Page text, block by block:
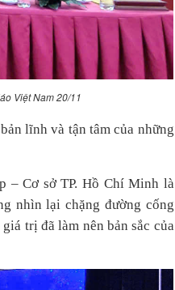
Việt Nam 20/11
lĩnh và tận tâm của những
– Cơ sở TP. Hồ Chí Minh là
nhìn lại chặng đường cống
trị đã làm nên bản sắc của